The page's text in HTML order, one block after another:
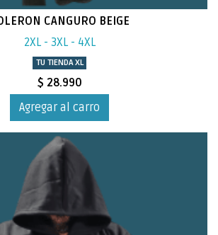
CANGURO BEIGE
2XL - 3XL - 4XL
TU TIENDA XL
$ 28.990
Agregar al carro